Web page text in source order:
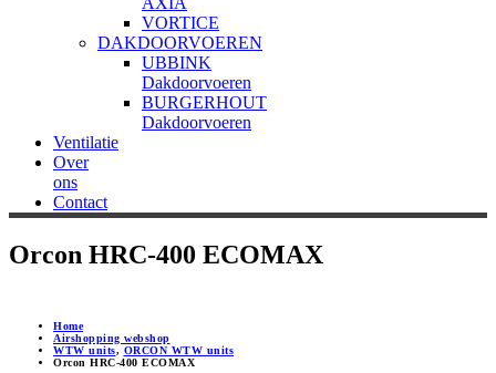
VORTICE
DAKDOORVOEREN
UBBINK
Dakdoorvoeren
BURGERHOUT
Dakdoorvoeren
Ventilatie
Over
ons
Contact
Orcon HRC-400 ECOMAX
Home
Airshopping webshop
WTW units, ORCON WTW units
Orcon HRC-400 ECOMAX